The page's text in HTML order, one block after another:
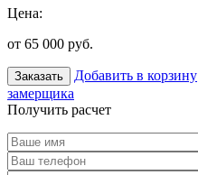
Цена:
от 65 000 руб.
Заказать Добавить в корзину
замерщика
Получить расчет